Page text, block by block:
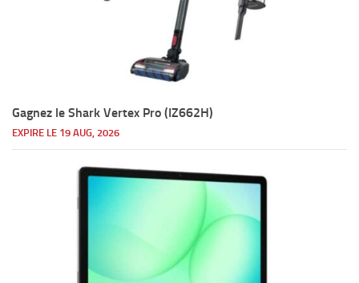
Gagnez le Shark Vertex Pro (IZ662H)
EXPIRE LE 19 AUG, 2026